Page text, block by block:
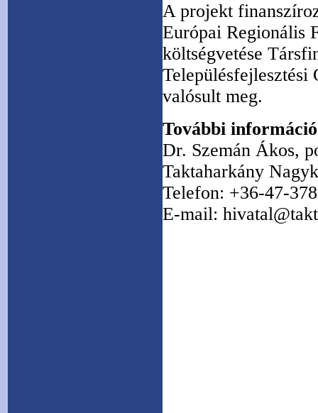
A projekt
Európai Regionális
költségvetése
Településfejlesztési
valósult meg.
További
Dr. Szemán Ákos,
Taktaharkány
Telefon: +36-47-
E-mail: